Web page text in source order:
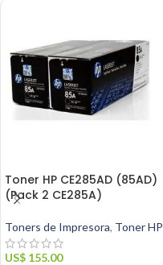
Toner HP CE285AD (85AD)
(Pack 2 CE285A)
Toners de Impresora, Toner HP
US$ 155.00